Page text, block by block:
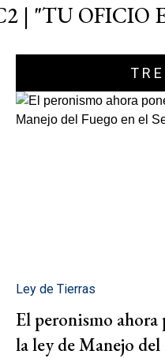
| "TU OFICIO
Ley de Tierras
El peronismo ahora
la ley de Manejo del